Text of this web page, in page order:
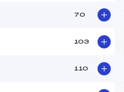
70
103
110